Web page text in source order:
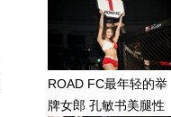
ROAD FC最年轻的举
牌女郎 孔敏书美腿性